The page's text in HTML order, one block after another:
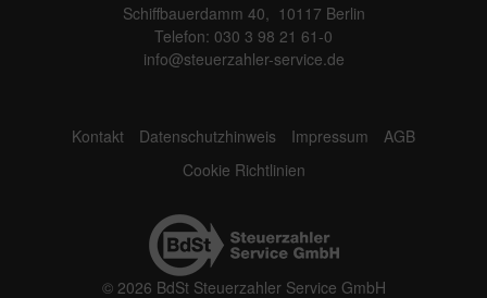
Schiffbauerdamm 40, 10117 Berlin
Telefon: 030 3 98 21 61-0
info@steuerzahler-service.de
Kontakt Datenschutzhinweis Impressum
AGB
Cookie Richtlinien
© 2026 BdSt Steuerzahler Service GmbH